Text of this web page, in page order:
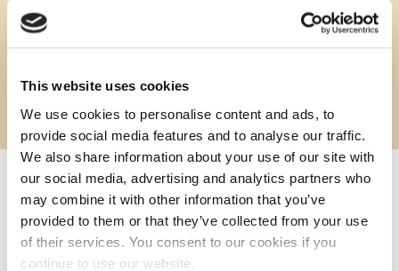
This website uses cookies
We use cookies to personalise content and ads, to
provide social media features and to analyse our traffic.
We also share information about your use of our site with
our social media, advertising and analytics partners who
may combine it with other information that you’ve
provided to them or that they’ve collected from your use
of their services. You consent to our cookies if you
continue to use our website.
.
Neem contact op
Kokowall Zichtscherm referentie projecten: